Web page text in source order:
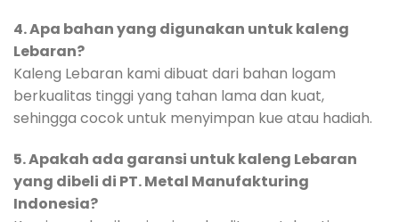
4. Apa bahan yang digunakan untuk kaleng
Lebaran?
Kaleng Lebaran kami dibuat dari bahan logam
berkualitas tinggi yang tahan lama dan kuat,
sehingga cocok untuk menyimpan kue atau hadiah.
5. Apakah ada garansi untuk kaleng Lebaran
yang dibeli di PT. Metal Manufakturing
Indonesia?